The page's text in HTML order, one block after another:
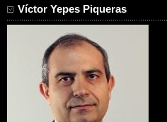
Víctor Yepes Piqueras